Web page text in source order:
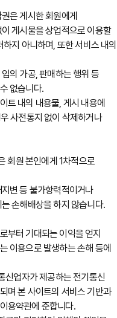
은 게시한 회원에게
게시물을 상업적으로 이용할
지 아니하며, 또한 서비스 내의
의 가공, 판매하는 행위 등
없습니다.
트 내의 내용물, 게시 내용에
사전통지 없이 삭제하거나
회원 본인에게 1차적으로
변 등 불가항력적이거나
손해배상을 하지 않습니다.
부터 기대되는 이익을 얻지
이용으로 발생하는 손해 등에
신업자가 제공하는 전기통신
며 본 사이트의 서비스 기반과
용약관에 준합니다.